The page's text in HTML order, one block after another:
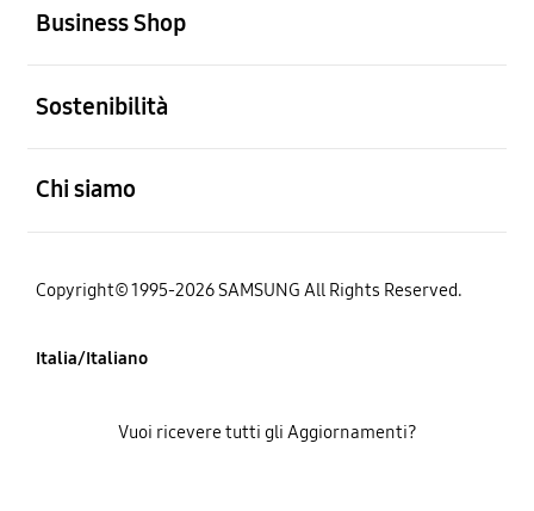
Business Shop
Sostenibilità
Chi siamo
Copyright© 1995-2026 SAMSUNG All Rights Reserved.
Italia/Italiano
Vuoi ricevere tutti gli Aggiornamenti?